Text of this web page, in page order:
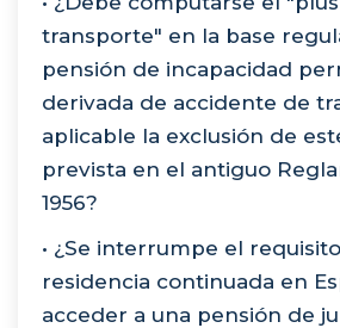
transporte" en la base
pensión de incapacidad
derivada de accidente de
aplicable la exclusión de
prevista en el antiguo
1956?
• ¿Se interrumpe el
residencia continuada en
acceder a una pensión de